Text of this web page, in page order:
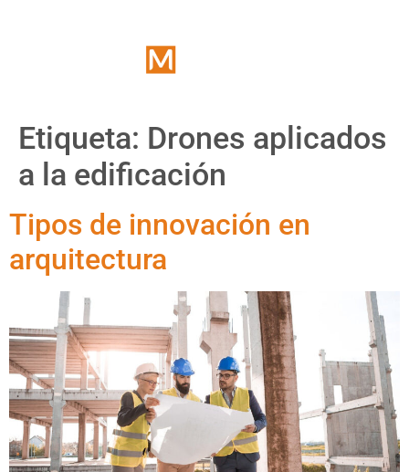
Etiqueta: Drones aplicados
a la edificación
Tipos de innovación en
arquitectura